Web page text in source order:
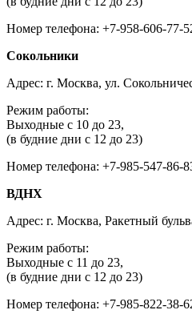
Номер телефона: +7-958-606-77-
Сокольники
Адрес: г. Москва, ул.
Режим работы:
Выходные с 10 до 23,
(в будние дни с 12 до 23)
Номер телефона: +7-985-547-86-
ВДНХ
Адрес: г. Москва, Ракетный
Режим работы:
Выходные с 11 до 23,
(в будние дни с 12 до 23)
Номер телефона: +7-985-822-38-